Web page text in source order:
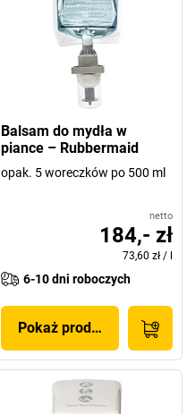
Balsam do mydła w
piance – Rubbermaid
opak. 5 woreczków po 500 ml
netto
184,- zł
73,60 zł /
6-10 dni roboczych
Pokaż produkt